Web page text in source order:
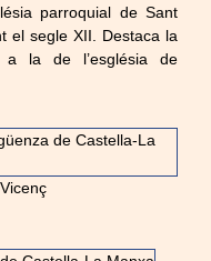
parroquial de Sant
el segle XII. Destaca la
a la de l’església de